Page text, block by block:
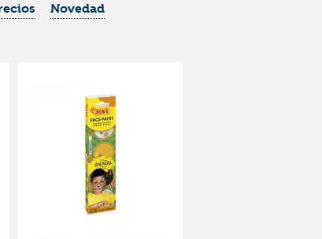
Novedad